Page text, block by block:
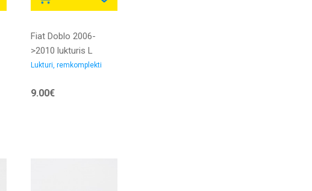
Fiat Doblo 2006-
>2010 lukturis L
remkomplekts
Lukturi, remkomplekti
9.00€